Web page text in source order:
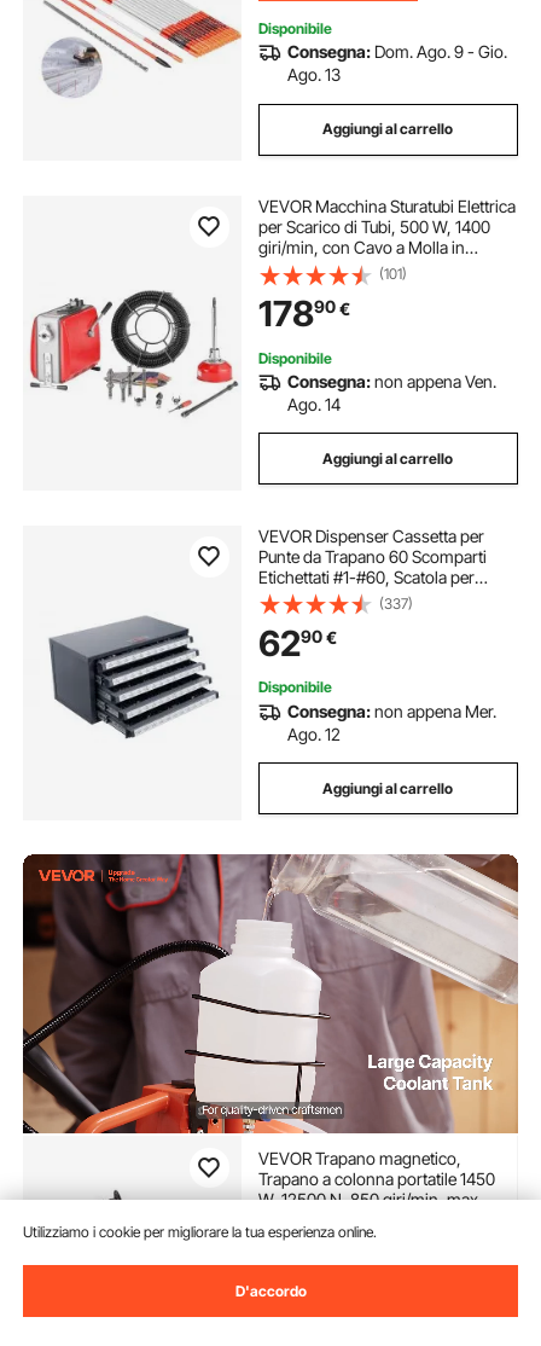
Disponibile
Consegna: Dom. Ago. 9 - Gio.
Ago. 13
Aggiungi al carrello
VEVOR Macchina Sturatubi Elettrica
per Scarico di Tubi, 500 W, 1400
giri/min, con Cavo a Molla in
Acciaio, Pulitrice per Tubi di Scarico
Frese Intercambiabile 8 pezzi,
Docce, Bagno, Cucina
(101)
17890€
Disponibile
Consegna:non appena Ven.
Ago. 14
Aggiungi al carrello
VEVOR Dispenser Cassetta per
Punte da Trapano 60 Scomparti
Etichettati #1-#60, Scatola per
Punte da Trapano 5 Cassetti per
Trapano 37,5x20x20 cm Impilabile
Conservazione di Punte da Trapano
Officina
(337)
6290€
Disponibile
Consegna:non appena Mer.
Ago. 12
Aggiungi al carrello
VEVOR Trapano magnetico,
Trapano a colonna portatile 1450
W, 12500 N, 850 giri/min, max.
carotaggio) 40 mm, max.
Profondità di carotaggio 50 mm
257
Utilizziamo i cookie per migliorare la tua esperienza online.
D'accordo